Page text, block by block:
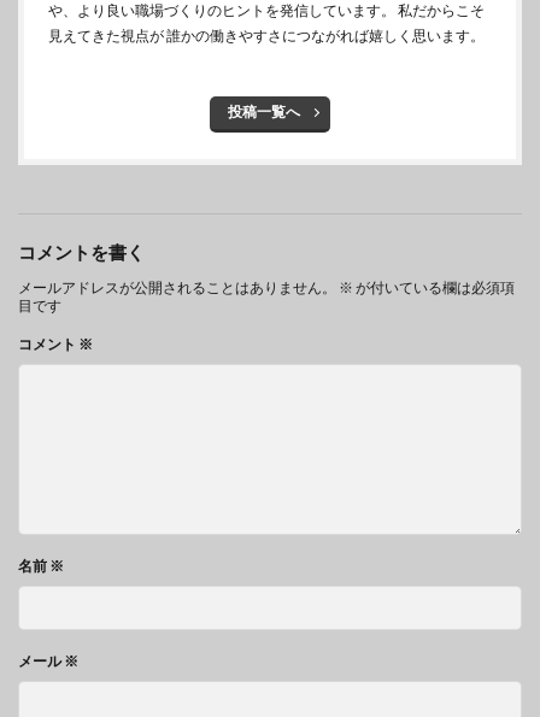
や、より良い職場づくりのヒントを発信しています。 私だからこそ
見えてきた視点が 誰かの働きやすさにつながれば嬉しく思います。
投稿一覧へ
コメントを書く
メールアドレスが公開されることはありません。 ※ が付いている欄は必須項
目です
コメント ※
名前 ※
メール※